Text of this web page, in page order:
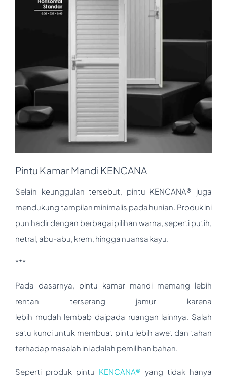
Pintu Kamar Mandi KENCANA
Selain keunggulan tersebut, pintu KENCANA® juga
mendukung tampilan minimalis pada hunian. Produk ini
pun hadir dengan berbagai pilihan warna, seperti putih,
netral, abu-abu, krem, hingga nuansa kayu.
***
Pada dasarnya, pintu kamar mandi memang lebih
rentan terserang jamur karena
lebih mudah lembab daipada ruangan lainnya. Salah
satu kunci untuk membuat pintu lebih awet dan tahan
terhadap masalah ini adalah pemilihan bahan.
Seperti produk pintu KENCANA® yang tidak hanya